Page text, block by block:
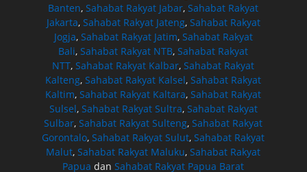
Banten,Sahabat Rakyat Jabar,Sahabat Rakyat
Jakarta, Sahabat Rakyat Jateng, Sahabat Rakyat
Jogja, Sahabat Rakyat Jatim, Sahabat Rakyat
Bali,Sahabat Rakyat NTB,Sahabat Rakyat
NTT,Sahabat Rakyat Kalbar,Sahabat Rakyat
Kalteng,Sahabat Rakyat Kalsel,Sahabat Rakyat
Kaltim,Sahabat Rakyat Kaltara,Sahabat Rakyat
Sulsel, Sahabat Rakyat Sultra, Sahabat Rakyat
Sulbar,Sahabat Rakyat Sulteng,Sahabat Rakyat
Gorontalo,Sahabat Rakyat Sulut,Sahabat Rakyat
Malut,Sahabat Rakyat Maluku,Sahabat Rakyat
Papua danSahabat Rakyat Papua Barat